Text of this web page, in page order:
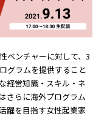
ベンチャーに対して、3
グラムを提供すること
経営知識・スキル・ネ
さらに海外プログラム
躍を目指す女性起業家